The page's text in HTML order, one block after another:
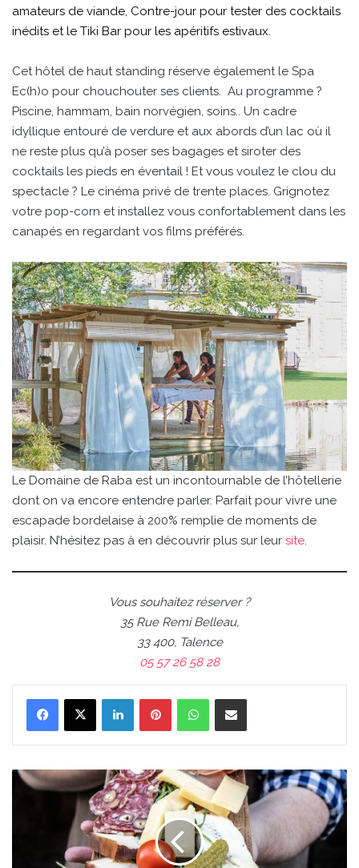
amateurs de viande, Contre-jour pour tester des cocktails
inédits et le Tiki Bar pour les apéritifs estivaux.
Cet hôtel de haut standing réserve également le Spa
Ec(h)o pour chouchouter ses clients. Au programme ?
Piscine, hammam, bain norvégien, soins.. Un cadre
idyllique entouré de verdure et aux abords d’un lac où il
ne reste plus qu’à poser ses bagages et siroter des
cocktails les pieds en éventail ! Et vous voulez le clou du
spectacle ? Le cinéma privé de trente places. Grignotez
votre pop-corn et installez vous confortablement dans les
canapés en regardant vos films préférés.
Le Domaine de Raba est un incontournable de l’hôtellerie
dont on va encore entendre parler. Parfait pour vivre une
escapade bordelaise à 200% remplie de moments de
plaisir. N’hésitez pas à en découvrir plus sur leur site.
Vous souhaitez réserver ?
35 Rue Remi Belleau,
33 400, Talence
05 57 26 58 28
LinkedinPinterestWhatsAppPartager par email
Le